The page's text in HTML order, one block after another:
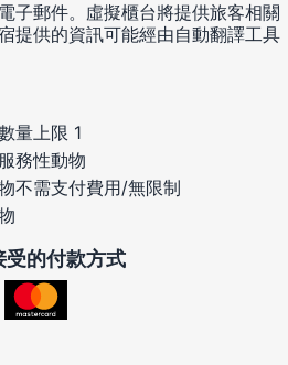
子郵件。虛擬櫃台將提供旅客相關
提供的資訊可能經由自動翻譯工具
量上限 1
務性動物
不需支付費用/無限制
受的付款方式